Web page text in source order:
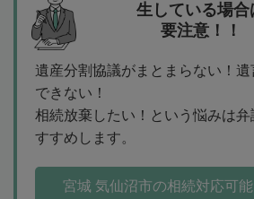
生している場合
要注意！！
遺産分割協議がまとまらない！
できない！
相続放棄したい！という悩みは
すすめします。
宮城 気仙沼市の相続対応可